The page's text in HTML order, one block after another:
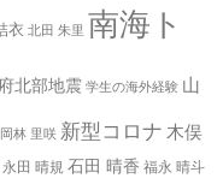
衣 北田 朱里 南海ト
北部地震 学生の海外経験 山
岡林 里咲 新型コロナ木俣
永田 晴規 石田 晴香 福永 晴斗